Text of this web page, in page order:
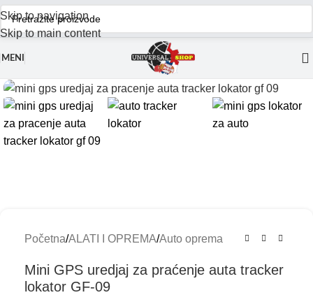
Skip to navigation
Skip to main content
MENI
Početna/ALATI I OPREMA/Auto oprema
Mini GPS uredjaj za praćenje auta tracker
lokator GF-09